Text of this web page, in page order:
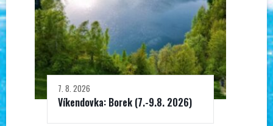
7. 8. 2026
Víkendovka: Borek (7.-9.8. 2026)